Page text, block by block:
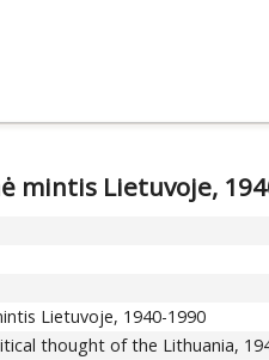
mintis Lietuvoje,
Lietuvoje, 1940-1990
thought of the Lithuania,